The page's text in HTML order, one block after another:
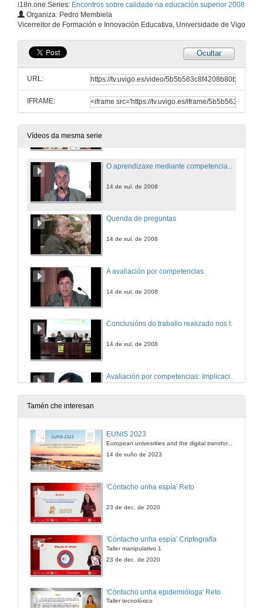
i18n.one.Series: Encontros sobre calidade na educación superior 2008
Organiza: Pedro Membiela
Vicerreitor de Formación e Innovación Educativa, Universidade de Vigo
Ocultar
URL:
IFRAME:
Vídeos da mesma serie
Inaguración do encontro
14 de xul. de 2008
Realidade e retos da avaliación do aprendizaxe na Universidade
14 de xul. de 2008
Quenda de preguntas
14 de xul. de 2008
Quenda de preguntas
14 de xul. de 2008
A avaliación por competencias
14 de xul. de 2008
Conclusións do traballo realizado nos talleres
14 de xul. de 2008
15 de xul. de 2008
Quenda de preguntas
Tamén che interesan
EUNIS 2023
European univesrities and the digital transformation: challenges and opportunities ahead
14 de xuño de 2023
'Cóntacho unha espía' Reto
23 de dec. de 2020
'Cóntacho unha espía' Criptografía
Taller manipulativo 1
23 de dec. de 2020
'Cóntacho unha epidemióloga' Reto
Taller tecnolóxico